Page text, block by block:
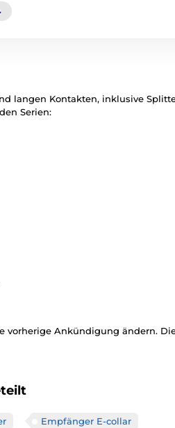
langen Kontakten, inklusive
Serien:
vorherige Ankündigung ändern.
Empfänger E-collar